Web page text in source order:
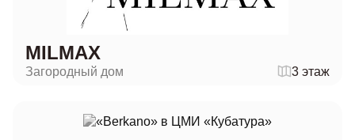
MILMAX
Загородный дом 3 этаж